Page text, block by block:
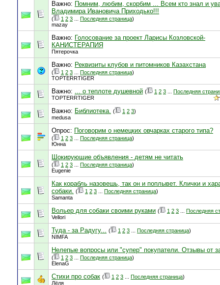
Важно: Помним, любим, скорбим ... Всем кто знал и
Владимира Ивановича Приходько!!!
( 1 2 3 Последняя страница)
mazay
Важно: Голосование за проект Ларисы Козловской-
КАНИСТЕРАПИЯ
Пятерочка
Важно: Реквизиты клубов и питомников Казахстана
( 1 2 3 Последняя страница)
TOPTERRTIGER
Важно: ... о теплоте душевной ( 1 2 3
Последняя
TOPTERRTIGER
Важно: Библиотека. ( 1 2 3)
medusa
Опрос: Поговорим о немецких овчарках старого типа?
( 1 2 3 Последняя страница)
Юнна
Шокирующие объявления - детям не читать
( 1 2 3 Последняя страница)
Eugenie
Как корабль назовешь, так он и поплывет. Клички и
собаки. ( 1 2 3 Последняя страница)
Samanta
Вольер для собаки своими руками ( 1 2 3
Последняя
Vellori
Туда - за Радугу... ( 1 2 3 Последняя страница)
NIMFA
Нелепые вопросы или "супер" покупатели. Отзывы от
( 1 2 3 Последняя страница)
ElenaG
Стихи про собак ( 1 2 3 Последняя страница)
Лёля